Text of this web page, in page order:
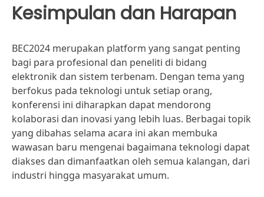
Kesimpulan dan Harapan
BEC2024 merupakan platform yang sangat penting
bagi para profesional dan peneliti di bidang
elektronik dan sistem terbenam. Dengan tema yang
berfokus pada teknologi untuk setiap orang,
konferensi ini diharapkan dapat mendorong
kolaborasi dan inovasi yang lebih luas. Berbagai topik
yang dibahas selama acara ini akan membuka
wawasan baru mengenai bagaimana teknologi dapat
diakses dan dimanfaatkan oleh semua kalangan, dari
industri hingga masyarakat umum.